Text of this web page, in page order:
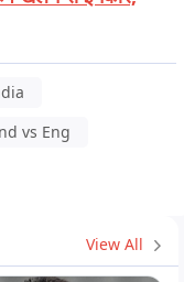
vs Eng
View All